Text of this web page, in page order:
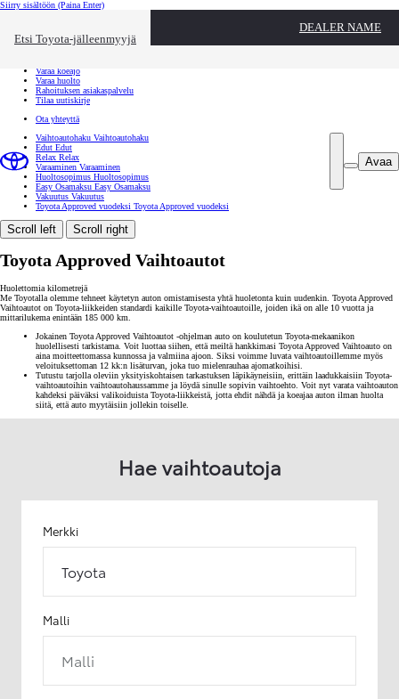
Siirry sisältöön (Paina Enter)
Etsi Toyota-jälleenmyyjä
DEALER NAME
Toyota palvelee Sulje
Varaa koeajo
Varaa huolto
Rahoituksen asiakaspalvelu
Tilaa uutiskirje
Ota yhteyttä
Avaa
Vaihtoautohaku Vaihtoautohaku
Edut Edut
Relax Relax
Varaaminen Varaaminen
Huoltosopimus Huoltosopimus
Easy Osamaksu Easy Osamaksu
Vakuutus Vakuutus
Toyota Approved vuodeksi Toyota Approved vuodeksi
Scroll left Scroll right
Toyota Approved Vaihtoautot
Huolettomia kilometrejä
Me Toyotalla olemme tehneet käytetyn auton omistamisesta yhtä huoletonta kuin uudenkin. Toyota Approved
Vaihtoautot on Toyota-liikkeiden standardi kaikille Toyota-vaihtoautoille, joiden ikä on alle 10 vuotta ja
mittarilukema enintään 185 000 km.
Jokainen Toyota Approved Vaihtoautot -ohjelman auto on koulutetun Toyota-mekaanikon
huolellisesti tarkistama. Voit luottaa siihen, että meiltä hankkimasi Toyota Approved Vaihtoauto on
aina moitteettomassa kunnossa ja valmiina ajoon. Siksi voimme luvata vaihtoautoillemme myös
veloituksettoman 12 kk:n lisäturvan, joka tuo mielenrauhaa ajomatkoihisi.
Tutustu tarjolla oleviin yksityiskohtaisen tarkastuksen läpikäyneisiin, erittäin laadukkaisiin Toyota-
vaihtoautoihin vaihtoautohaussamme ja löydä sinulle sopivin vaihtoehto. Voit nyt varata vaihtoauton
kahdeksi päiväksi valikoiduista Toyota-liikkeistä, jotta ehdit nähdä ja koeajaa auton ilman huolta
siitä, että auto myytäisiin jollekin toiselle.
Hae vaihtoautoja
Merkki
Toyota
Malli
Malli